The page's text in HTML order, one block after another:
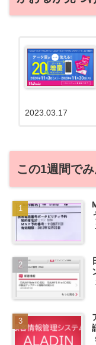
2023.03.17
この1週間で